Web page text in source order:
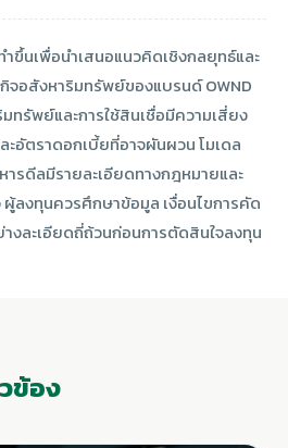
ขึ้นเพื่อนำเสนอแนวคิดเชิงกลยุทธ์และ
จอสังหาริมทรัพย์ของแบรนด์ OWND
ทรัพย์และการใช้สินเชื่อมีความเสี่ยง
ะอัตราดอกเบี้ยที่อาจผันผวน โมเดล
รดีลมีรายละเอียดทางกฎหมายและ
ลงทุนควรศึกษาข้อมูล เงื่อนไขการคัด
ละเอียดถี่ถ้วนก่อนการตัดสินใจลงทุน
ข้อง